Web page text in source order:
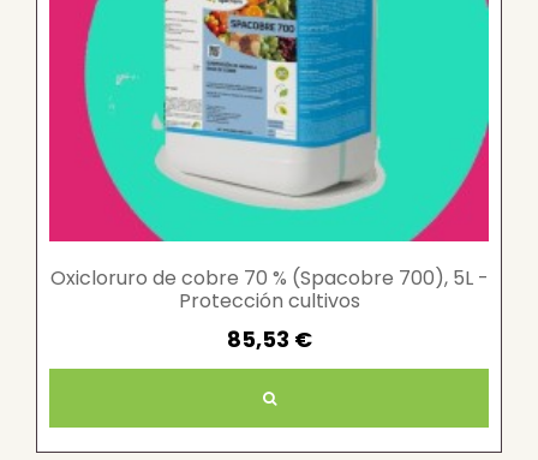
Oxicloruro de cobre 70 % (Spacobre 700), 5L -
Protección cultivos
85,53 €